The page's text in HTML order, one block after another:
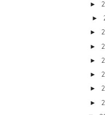
►
►
►
►
►
►
►
►